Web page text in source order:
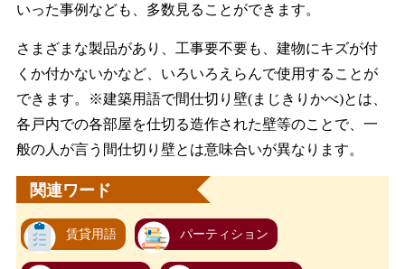
いった事例なども、多数見ることができます。
さまざまな製品があり、工事要不要も、建物にキズが付
くか付かないかなど、いろいろえらんで使用することが
できます。※建築用語で間仕切り壁(まじきりかべ)とは、
各戸内での各部屋を仕切る造作された壁等のことで、一
般の人が言う間仕切り壁とは意味合いが異なります。
関連ワード
賃貸用語 パーティション